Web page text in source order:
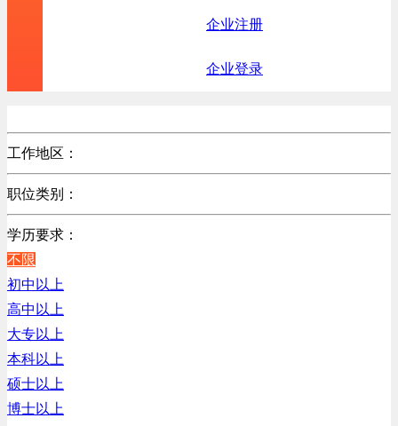
企业注册
企业登录
工作地区：
不限
北京
广东
江苏
陕西
浙江
辽宁
上海
职位类别：
不限
机械制造/仪器仪表类
计算机硬件类
销售管理类
计算机软件类
贸易/物流/仓储/采购类
客服及凯发娱乐网址的技术支持类
电子/电器/半导体类
电力电气/能源/自动化
学历要求：
不限
初中以上
高中以上
大专以上
本科以上
硕士以上
博士以上